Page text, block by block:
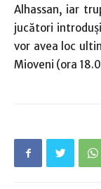
Alhassan, iar
jucători introduşi
vor avea loc
Mioveni (ora